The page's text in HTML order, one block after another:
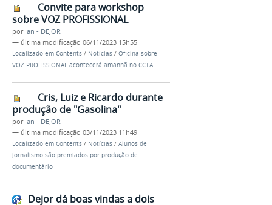
Convite para workshop
sobre VOZ PROFISSIONAL
por Ian - DEJOR
— última modificação 06/11/2023 15h55
Localizado em Contents / Notícias / Oficina sobre
VOZ PROFISSIONAL acontecerá amanhã no CCTA
Cris, Luiz e Ricardo durante
produção de "Gasolina"
por Ian - DEJOR
— última modificação 03/11/2023 11h49
Localizado em Contents / Notícias / Alunos de
jornalismo são premiados por produção de
documentário
Dejor dá boas vindas a dois